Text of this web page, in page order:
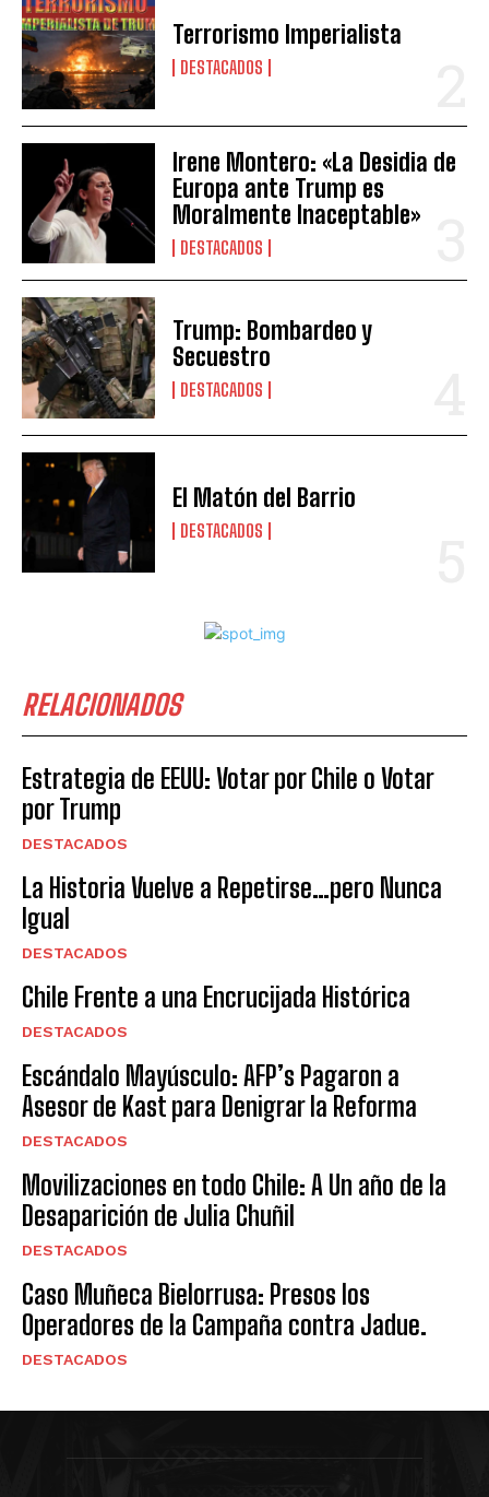
Terrorismo Imperialista
DESTACADOS
Irene Montero: «La Desidia de
Europa ante Trump es
Moralmente Inaceptable»
DESTACADOS
Trump: Bombardeo y
Secuestro
DESTACADOS
El Matón del Barrio
DESTACADOS
RELACIONADOS
Estrategia de EEUU: Votar por Chile o Votar
por Trump
DESTACADOS
La Historia Vuelve a Repetirse…pero Nunca
Igual
DESTACADOS
Chile Frente a una Encrucijada Histórica
DESTACADOS
Escándalo Mayúsculo: AFP’s Pagaron a
Asesor de Kast para Denigrar la Reforma
DESTACADOS
Movilizaciones en todo Chile: A Un año de la
Desaparición de Julia Chuñil
DESTACADOS
Caso Muñeca Bielorrusa: Presos los
Operadores de la Campaña contra Jadue.
DESTACADOS